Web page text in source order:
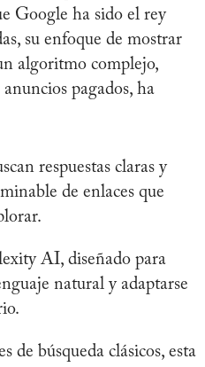
Google ha sido el rey
su enfoque de mostrar
algoritmo complejo,
pagados, ha
respuestas claras y
de enlaces que
AI, diseñado para
natural y adaptarse
de búsqueda clásicos, esta